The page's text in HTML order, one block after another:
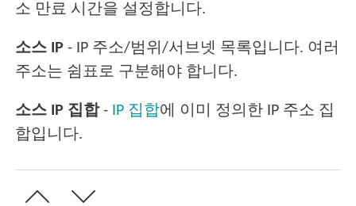
소 만료 시간을 설정합니다.
소스 IP - IP 주소/범위/서브넷 목록입니다. 여러
주소는 쉼표로 구분해야 합니다.
소스 IP 집합- IP 집합에 이미 정의한 IP 주소 집
합입니다.